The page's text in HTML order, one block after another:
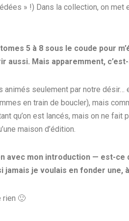
» !) Dans la collection, on
5 à 8 sous le coude pour
aussi. Mais apparemment,
animés seulement par notre
en train de boucler), mais
qu’on est lancés, mais on ne fait
maison d’édition.
avec mon introduction — est-
jamais je voulais en fonder
rien 🙂